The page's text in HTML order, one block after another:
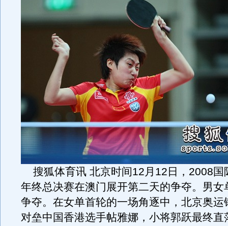
搜狐体育讯 北京时间12月12日，2008国
年终总决赛在澳门展开第二天的争夺。男女
争夺。在女单首轮的一场角逐中，北京奥运
对垒中国香港选手帖雅娜，小将郭跃最终直